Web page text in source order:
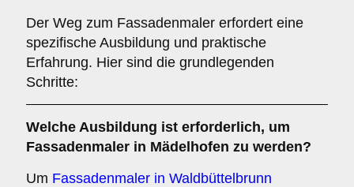
Der Weg zum Fassadenmaler erfordert eine
spezifische Ausbildung und praktische
Erfahrung. Hier sind die grundlegenden
Schritte:
Welche Ausbildung ist erforderlich, um
Fassadenmaler in Mädelhofen zu werden?
Um Fassadenmaler in Waldbüttelbrunn